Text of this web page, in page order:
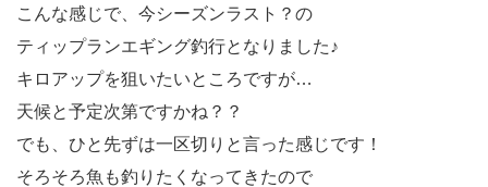
こんな感じで、今シーズンラスト？の
ティップランエギング釣行となりました♪
キロアップを狙いたいところですが…
天候と予定次第ですかね？？
でも、ひと先ずは一区切りと言った感じです！
そろそろ魚も釣りたくなってきたので